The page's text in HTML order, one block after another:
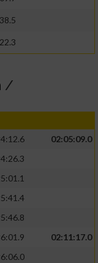
/
02:05:09.0
02:11:17.0